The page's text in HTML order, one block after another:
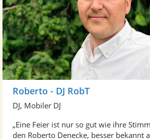
Roberto - DJ RobT
DJ, Mobiler DJ
„Eine Feier ist nur so gut wie ihre
den Roberto Denecke, besser bekannt